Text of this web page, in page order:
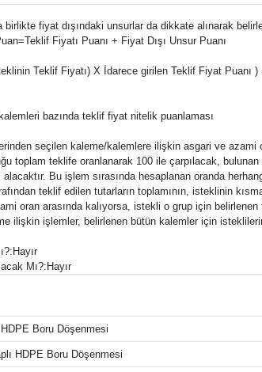
fiyat dışındaki unsurlar da dikkate alınarak
Fiyatı Puanı + Fiyat Dışı Unsur Puanı
Teklif Fiyatı) X İdarece girilen Teklif Fiyat Puanı )
bazında teklif fiyat nitelik puanlaması
seçilen kaleme/kalemlere ilişkin asgari ve
toplam teklife oranlanarak 100 ile çarpılacak,
alacaktır. Bu işlem sırasında hesaplanan oranda
teklif edilen tutarların toplamının, isteklinin
oran arasında kalıyorsa, istekli o grup için belirlenen
ilişkin işlemler, belirlenen bütün kalemler için
Mı?:Hayır
Boru Döşenmesi
HDPE Boru Döşenmesi